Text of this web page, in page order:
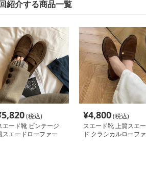
紹介する商品一覧
5,820(税込)
エード靴 ビンテージ
スエードローファー
¥4,800(税込)
スエード靴 上質スエー
ド クラシカルローファ